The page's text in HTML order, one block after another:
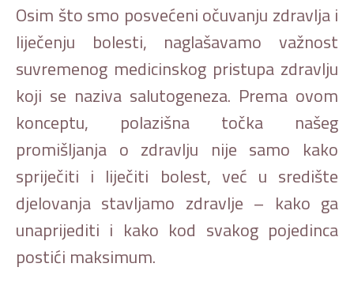
Osim što smo posvećeni očuvanju zdravlja i
liječenju bolesti, naglašavamo važnost
suvremenog medicinskog pristupa zdravlju
koji se naziva salutogeneza. Prema ovom
konceptu, polazišna točka našeg
promišljanja o zdravlju nije samo kako
spriječiti i liječiti bolest, već u središte
djelovanja stavljamo zdravlje – kako ga
unaprijediti i kako kod svakog pojedinca
postići maksimum.